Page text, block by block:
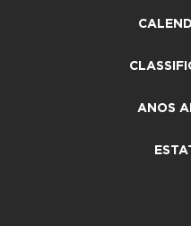
ANOS